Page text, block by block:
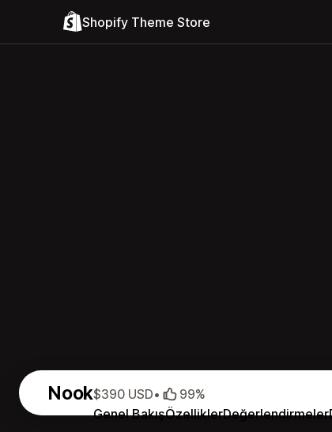
Shopify Theme Store
Nook
Genel BakışÖzelliklerDeğerlendirmeler
$390 USD• 99%